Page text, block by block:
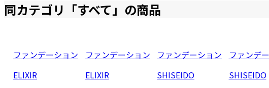
同カテゴリ「すべて」の商品
ファンデーション
ELIXIR
ファンデーション
ELIXIR
ファンデーション
SHISEIDO
ファンデ
SHISEIDO